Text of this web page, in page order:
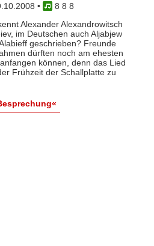
•
8 8 8
Alexander Alexandrowitsch
im Deutschen auch Aljabjew
geschrieben? Freunde
dürften noch am ehesten
können, denn das Lied
Frühzeit der Schallplatte zu